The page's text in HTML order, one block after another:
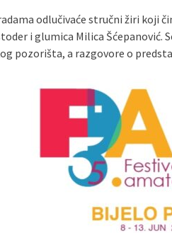
odlučivaće stručni žiri koji
i glumica Milica Šćepanović.
pozorišta, a razgovore o